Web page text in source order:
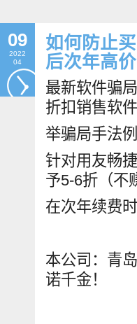
09
2022
04
如何防止
后次年高
最新软件骗
折扣销售软
举骗局手法例
针对用友畅
予5-6折（不
在次年续费
本公司：青
诺千金！